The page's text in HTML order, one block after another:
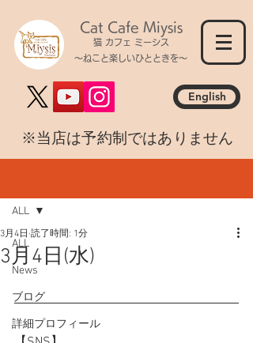
Cat Cafe Miysis
猫 カフェ ミーシス
～ねこと楽しいひとときを～
English
​※当店は予約制ではありません
ALL
News
ブログ
詳細プロフィール
ALL
3月4日(水)
3月4日 読了時間: 1分